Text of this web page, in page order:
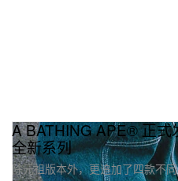
A BATHING APE® 正
全新系列
除元祖版本外，更追加了四款不